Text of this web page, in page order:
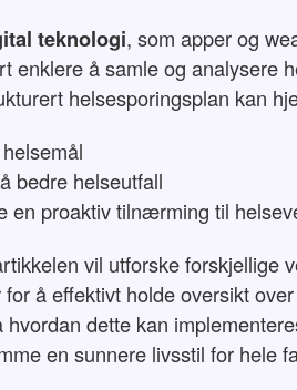
teknologi, som apper og
enklere å samle og analysere
helsesporingsplan kan
bedre helseutfall
en proaktiv tilnærming til
vil utforske forskjellige
for å effektivt holde oversikt
hvordan dette kan
en sunnere livsstil for hele